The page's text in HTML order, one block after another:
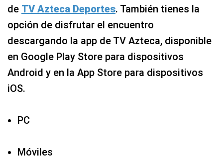
de TV Azteca Deportes. También tienes la
opción de disfrutar el encuentro
descargando la app de TV Azteca, disponible
en Google Play Store para dispositivos
Android y en la App Store para dispositivos
iOS.
PC
Móviles